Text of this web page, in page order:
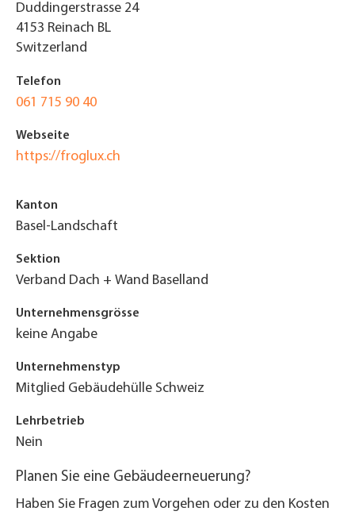
Duddingerstrasse 24
4153 Reinach BL
Switzerland
Telefon
061 715 90 40
Webseite
https://froglux.ch
Kanton
Basel-Landschaft
Sektion
Verband Dach + Wand Baselland
Unternehmensgrösse
keine Angabe
Unternehmenstyp
Mitglied Gebäudehülle Schweiz
Lehrbetrieb
Nein
Planen Sie eine Gebäudeerneuerung?
Haben Sie Fragen zum Vorgehen oder zu den Kosten